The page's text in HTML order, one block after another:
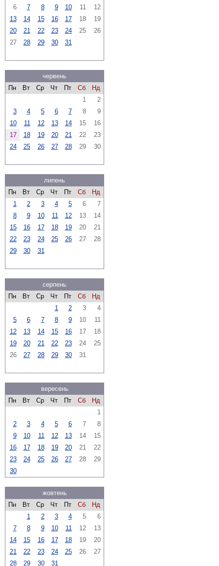
6
7 8 9 10 11
12
13
14 15 16 17 18
19
20
21 22 23 24 25
26
27
28 29 30 31
червень
Пн
Вт Ср Чт Пт Сб
Нд
1
2
3
4 5 6 7 8
9
10
11 12 13 14 15
16
17
18 19 20 21 22
23
24
25 26 27 28 29 30
липень
Пн
Вт Ср Чт Пт Сб
Нд
1
2 3 4 5 6
7
8
9 10 11 12 13
14
15
16 17 18 19 20
21
22
23 24 25 26 27
28
29
30 31
серпень
Пн
Вт Ср Чт Пт Сб
Нд
1
2 3
4
5
6 7 8 9 10
11
12
13 14 15 16 17
18
19
20 21 22 23 24
25
26
27 28 29 30 31
вересень
Пн
Вт Ср Чт Пт Сб
Нд
1
2
3 4 5 6 7
8
9
10 11 12 13 14
15
16
17 18 19 20 21
22
23
24 25 26 27 28
29
30
жовтень
Пн
Вт Ср Чт Пт Сб
Нд
1
2 3 4 5
6
7
8 9 10 11 12
13
14
15 16 17 18 19
20
21
22 23 24 25 26
27
28
29 30 31